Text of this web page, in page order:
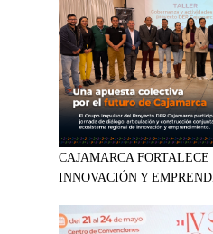
CAJAMARCA
INNOVACIÓN Y